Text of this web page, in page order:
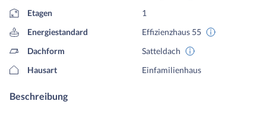
Etagen
1
Energiestandard
Effizienzhaus 55
Dachform
Satteldach
Hausart
Einfamilienhaus
Beschreibung